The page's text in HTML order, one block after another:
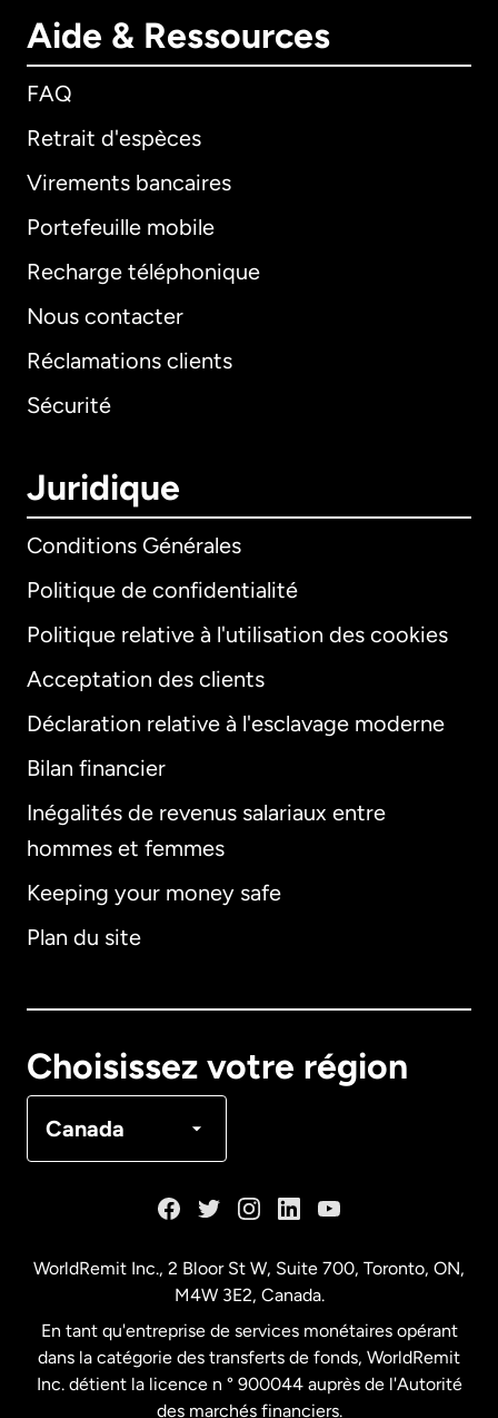
Aide & Ressources
FAQ
Retrait d'espèces
Virements bancaires
Portefeuille mobile
Recharge téléphonique
Nous contacter
Réclamations clients
Sécurité
Juridique
Conditions Générales
Politique de confidentialité
Politique relative à l'utilisation des cookies
Acceptation des clients
Déclaration relative à l'esclavage moderne
Bilan financier
Inégalités de revenus salariaux entre
hommes et femmes
Keeping your money safe
Plan du site
Choisissez votre région
Canada
International
Allemagne
Français
États-Unis Español
WorldRemit Inc., 2 Bloor St W, Suite 700, Toronto, ON,
M4W 3E2, Canada.
En tant qu'entreprise de services monétaires opérant
dans la catégorie des transferts de fonds, WorldRemit
Inc. détient la licence n ° 900044 auprès de l'Autorité
des marchés financiers.